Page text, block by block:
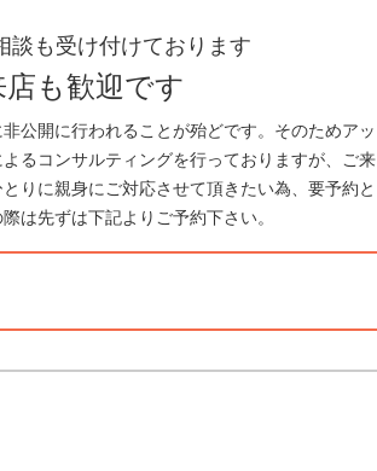
談も受け付けております
店も歓迎です
公開に行われることが殆どです。そのためアッ
るコンサルティングを行っておりますが、ご来
りに親身にご対応させて頂きたい為、要予約と
は先ずは下記よりご予約下さい。